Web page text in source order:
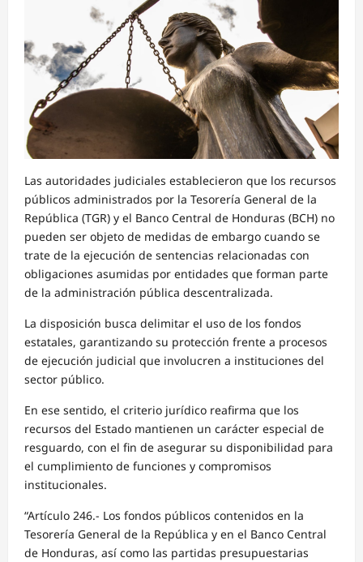
Las autoridades judiciales establecieron que los recursos
públicos administrados por la Tesorería General de la
República (TGR) y el Banco Central de Honduras (BCH) no
pueden ser objeto de medidas de embargo cuando se
trate de la ejecución de sentencias relacionadas con
obligaciones asumidas por entidades que forman parte
de la administración pública descentralizada.
La disposición busca delimitar el uso de los fondos
estatales, garantizando su protección frente a procesos
de ejecución judicial que involucren a instituciones del
sector público.
En ese sentido, el criterio jurídico reafirma que los
recursos del Estado mantienen un carácter especial de
resguardo, con el fin de asegurar su disponibilidad para
el cumplimiento de funciones y compromisos
institucionales.
“Artículo 246.- Los fondos públicos contenidos en la
Tesorería General de la República y en el Banco Central
de Honduras, así como las partidas presupuestarias